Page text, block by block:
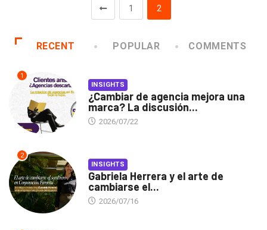
1 2
RECENT POPULAR COMMENTS
1
INSIGHTS
¿Cambiar de agencia mejora una
marca? La discusión...
2026/07/22
2
INSIGHTS
Gabriela Herrera y el arte de
cambiarse el...
2026/07/16